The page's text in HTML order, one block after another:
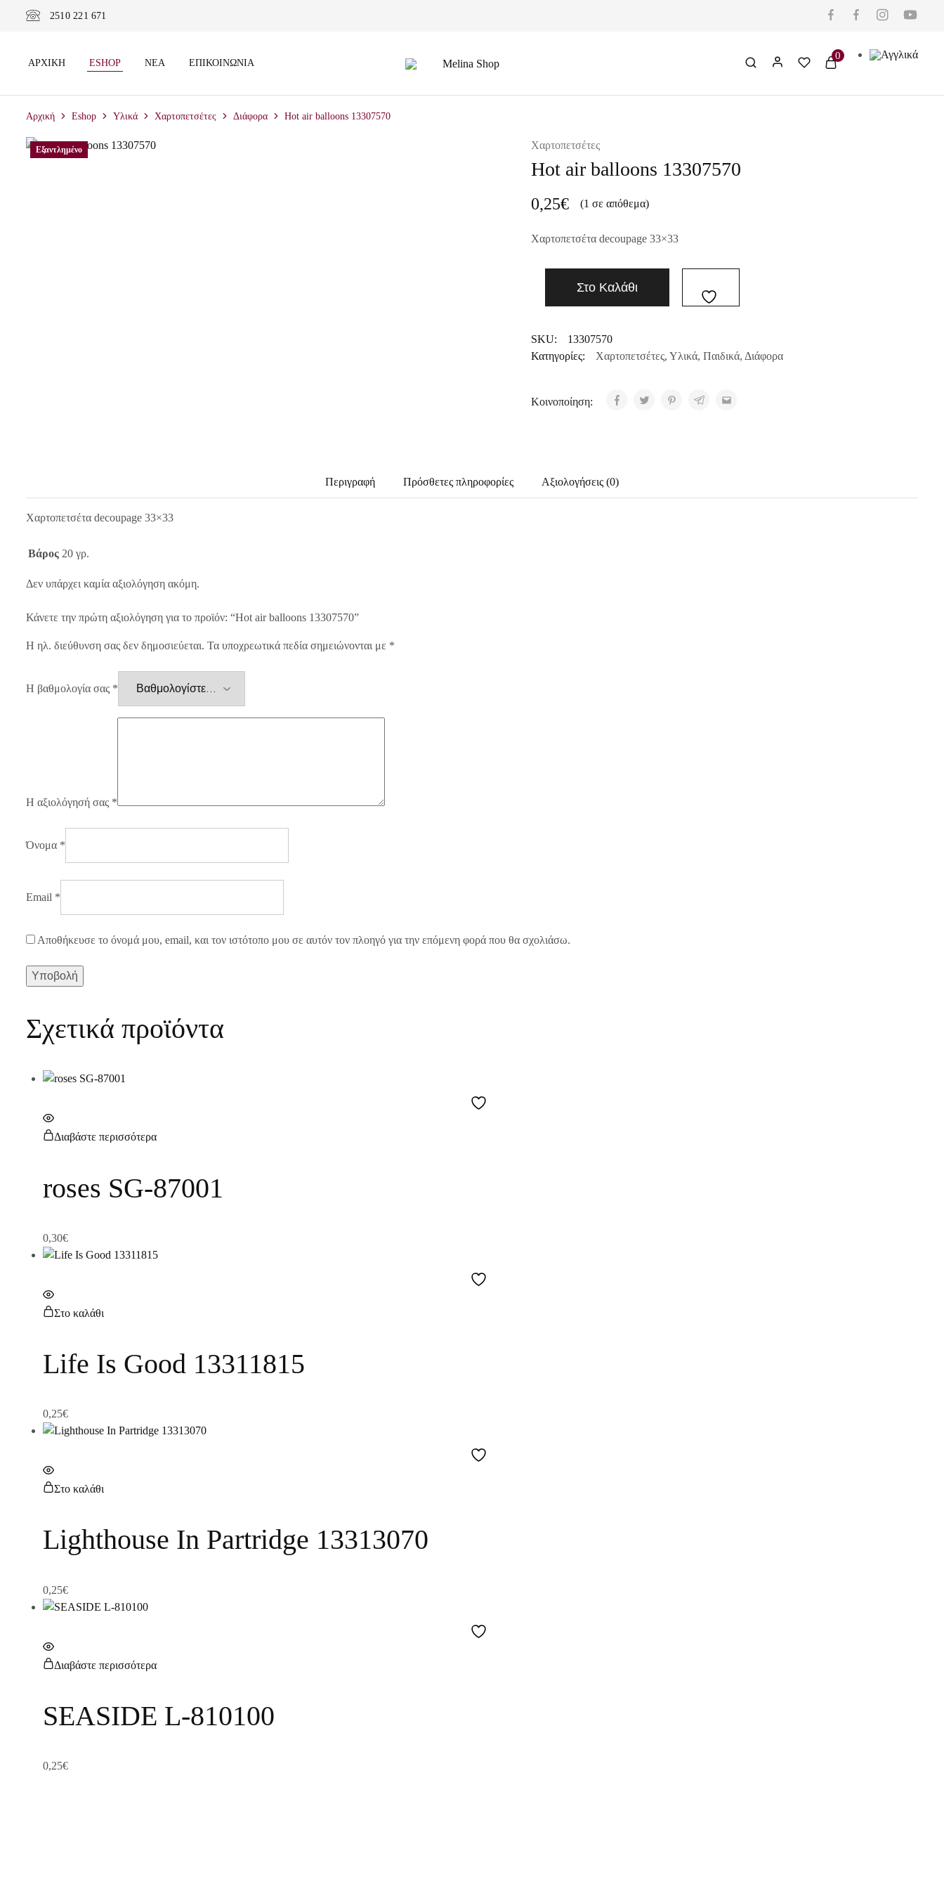
2510 221 671
ΑΡΧΙΚΉ ESHOP ΝΈΑ ΕΠΙΚΟΙΝΩΝΊΑ
Melina
0
Αρχική Eshop Υλικά Χαρτοπετσέτες Διάφορα Hot air balloons 13307570
Χαρτοπετσέτες
Hot air balloons 13307570
0,25€ (1 σε απόθεμα)
Χαρτοπετσέτα decoupage 33×33
Στο Καλάθι
SKU:
13307570
Κατηγορίες:
Χαρτοπετσέτες, Υλικά, Παιδικά, Διάφορα
Κοινοποίηση:
Περιγραφή Πρόσθετες πληροφορίες Αξιολογήσεις (0)
Χαρτοπετσέτα decoupage 33×33
Βάρος 20 γρ.
Δεν υπάρχει καμία αξιολόγηση ακόμη.
Κάνετε την πρώτη αξιολόγηση για το προϊόν: “Hot air balloons 13307570”
Η ηλ. διεύθυνση σας δεν δημοσιεύεται. Τα υποχρεωτικά πεδία σημειώνονται με *
Η βαθμολογία σας *
Η αξιολόγησή σας *
Όνομα *
Email *
Αποθήκευσε το όνομά μου, email, και τον ιστότοπο μου σε αυτόν τον πλοηγό για την επόμενη φορά που θα σχολιάσω.
Σχετικά προϊόντα
Διαβάστε περισσότερα
Εξαντλημένο
roses SG-87001
0,30€
Στο καλάθι
Life Is Good 13311815
0,25€
Στο καλάθι
Lighthouse In Partridge 13313070
0,25€
Διαβάστε περισσότερα
Εξαντλημένο
SEASIDE L-810100
0,25€